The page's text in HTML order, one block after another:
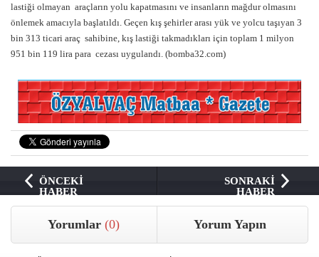
lastiği olmayan araçların yolu kapatmasını ve insanların mağdur olmasını
önlemek amacıyla başlatıldı. Geçen kış şehirler arası yük ve yolcu taşıyan 3
bin 313 ticari araç sahibine, kış lastiği takmadıkları için toplam 1 milyon
951 bin 119 lira para cezası uygulandı. (bomba32.com)
ÖNCEKİ
HABER
SONRAKİ
HABER
Yorumlar(0) Yorum Yapın